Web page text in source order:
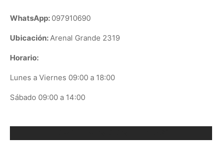
WhatsApp: 097910690
Ubicación:Arenal Grande 2319
Horario:
Lunes a Viernes 09:00 a 18:00
Sábado 09:00 a 14:00